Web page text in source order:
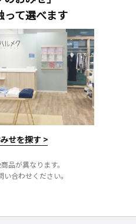
って選べます
せを探す >
品が異なります。
合わせください。